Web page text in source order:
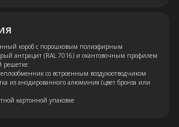
короб с порошковым полиэфирным
антрацит (RAL 7016) и окантовочным профилем
решетке:
со встроенным воздухоотводчиком
из анодированного алюминия (цвет бронза или
картонной упаковке
Наш
с Вами в
Мы знаем